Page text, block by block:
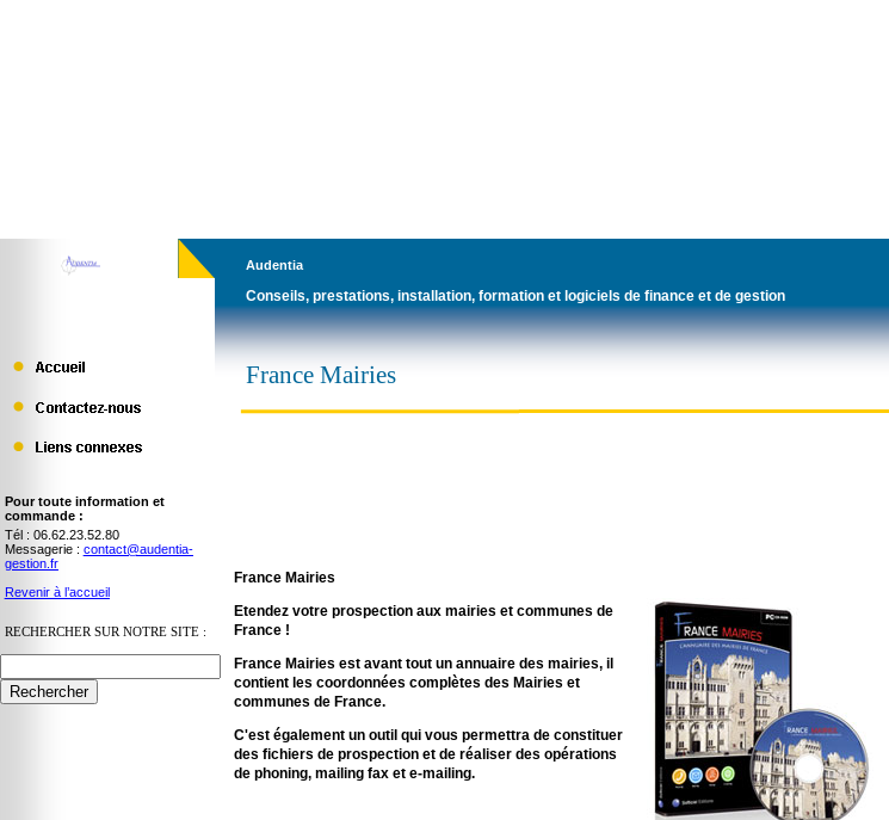
Audentia
Conseils, prestations, installation, formation et logiciels de finance et de gestion
France Mairies
France Mairies
Etendez votre prospection aux mairies et communes de
France !
France Mairies est avant tout un annuaire des mairies, il
contient les coordonnées complètes des Mairies et
communes de France.
C'est également un outil qui vous permettra de constituer
des fichiers de prospection et de réaliser des opérations
de phoning, mailing fax et e-mailing.
Tél : 06.62.23.52.80
Messagerie : contact@audentia-
gestion.fr
Revenir à l’accueil
Pour toute information et
commande :
RECHERCHER SUR NOTRE SITE :